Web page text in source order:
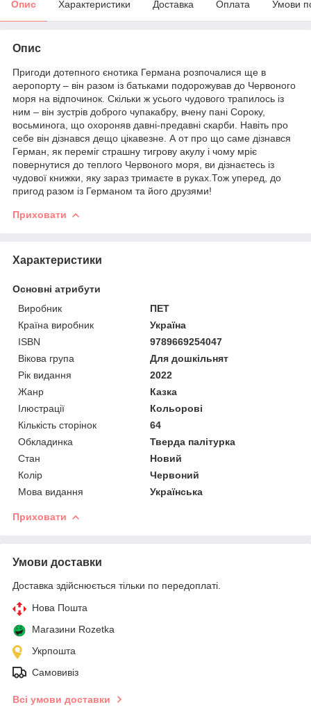
Опис Характеристики Доставка Оплата Умови
Опис
Пригоди дотепного єнотика Германа розпочалися ще в
аеропорту – він разом із батьками подорожував до Червоного
моря на відпочинок. Скільки ж усього чудового трапилось із
ним – він зустрів доброго чупакабру, вчену пані Сороку,
восьминога, що охороняв давні-предавні скарби. Навіть про
себе він дізнався дещо цікавезне. А от про що саме дізнався
Герман, як переміг страшну тигрову акулу і чому мріє
повернутися до теплого Червоного моря, ви дізнаєтесь із
чудової книжки, яку зараз тримаєте в руках.Тож уперед, до
пригод разом із Германом та його друзями!
Приховати
Характеристики
Основні атрибути
Виробник
ПЕТ
Країна виробник
Україна
ISBN
9789669254047
Вікова група
Для дошкільнят
Рік видання
2022
Жанр
Казка
Ілюстрації
Кольорові
Кількість сторінок
64
Обкладинка
Тверда палітурка
Стан
Новий
Колір
Червоний
Мова видання
Українська
Приховати
Умови доставки
Доставка здійснюється тільки по передоплаті.
Нова Пошта
Магазини Rozetka
Укрпошта
Самовивіз
Всі умови доставки